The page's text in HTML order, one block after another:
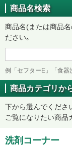
商品名検索
商品名(または商品
ださい｡
例「セフターE」「食器
商品カテゴリか
下から選んでくださ
ご覧になりたい商品
洗剤コーナー